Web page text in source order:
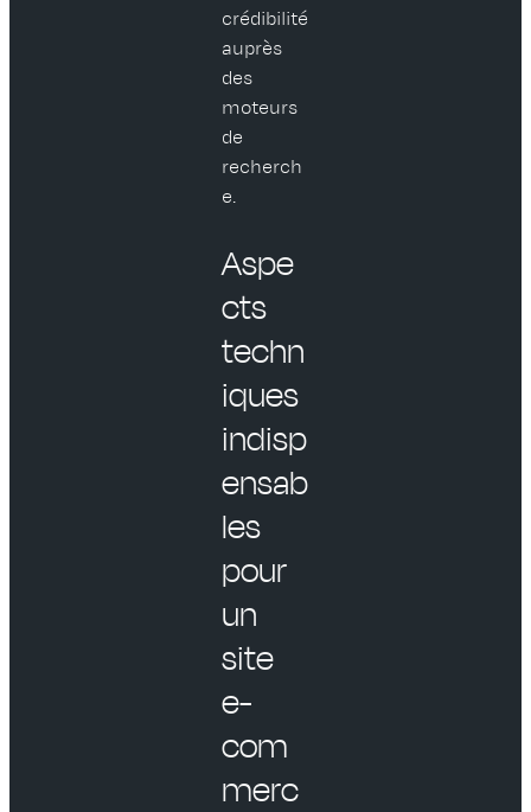
crédibilité
auprès
des
moteurs
de
recherch
e.
Aspe
cts
techn
iques
indisp
ensab
les
pour
un
site
e-
com
merc